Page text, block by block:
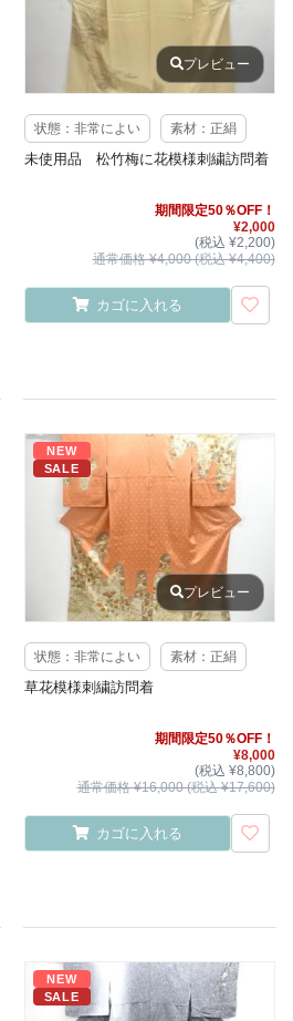
プレビュー
状態：非常によい 素材：正絹
未使用品 松竹梅に花模様刺繍訪問着
期間限定50％OFF！
¥2,000
(税込 ¥2,200)
通常価格 ¥4,000 (税込 ¥4,400)
カゴに入れる
NEW
SALE
プレビュー
状態：非常によい 素材：正絹
草花模様刺繍訪問着
期間限定50％OFF！
¥8,000
(税込 ¥8,800)
通常価格 ¥16,000 (税込 ¥17,600)
カゴに入れる
NEW
SALE